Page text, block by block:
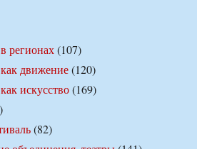
регионах(107)
движение(120)
искусство(169)
(82)